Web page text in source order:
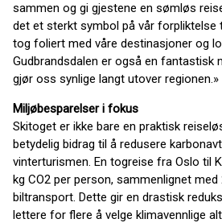
sammen og gi gjestene en sømløs
det et sterkt symbol på vår
tog foliert med våre destinasjoner og
Gudbrandsdalen er også en fantastisk
gjør oss synlige langt utover regionen.»
Miljøbesparelser i fokus
Skitoget er ikke bare en praktisk
betydelig bidrag til å redusere
vinterturismen. En togreise fra Oslo til
kg CO2 per person, sammenlignet med
biltransport. Dette gir en drastisk
lettere for flere å velge klimavennlige